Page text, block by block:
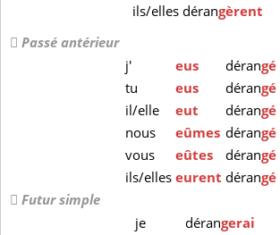
ils/elles dérangèrent
Passé antérieur
j'
eus dérangé
tu
eus dérangé
il/elle
eut dérangé
nous
eûmes dérangé
vous
eûtes dérangé
ils/elles eurent dérangé
Futur simple
je
dérangerai